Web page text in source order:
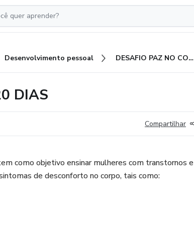
Desenvolvimento pessoal DESAFIO PAZ NO CORPO EM 20 DIAS
DIAS
Compartilhar
como objetivo ensinar mulheres com transtornos e
de desconforto no corpo, tais como: